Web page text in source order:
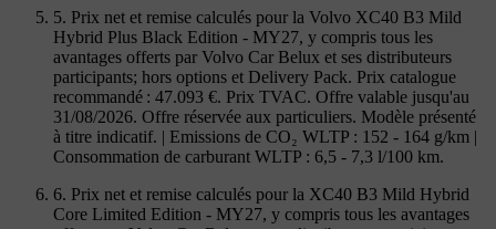
5. Prix net et remise calculés pour la Volvo XC40 B3 Mild
Hybrid Plus Black Edition - MY27, y compris tous les
avantages offerts par Volvo Car Belux et ses distributeurs
participants; hors options et Delivery Pack. Prix catalogue
recommandé : 47.093 €. Prix TVAC. Offre valable jusqu'au
31/08/2026. Offre réservée aux particuliers. Modèle présenté
à titre indicatif. | Emissions de CO₂ WLTP : 152 - 164 g/km |
Consommation de carburant WLTP : 6,5 - 7,3 l/100 km.
6. Prix net et remise calculés pour la XC40 B3 Mild Hybrid
Core Limited Edition - MY27, y compris tous les avantages